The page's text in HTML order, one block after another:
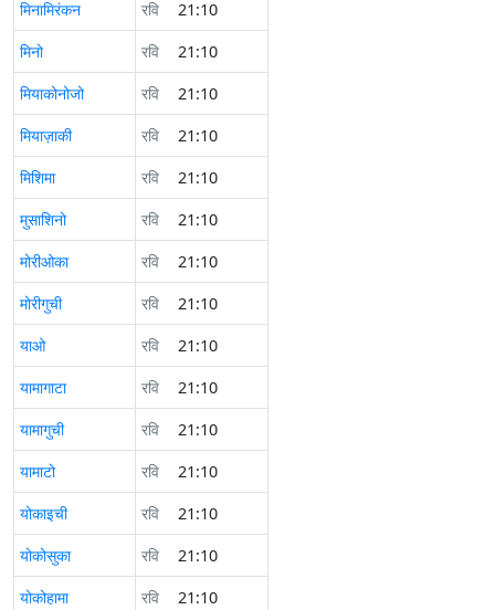
मिनामिरंकन रवि
21:10
मिनो
रवि
21:10
मियाकोनोजो
रवि
21:10
मियाज़ाकी
रवि
21:10
मिशिमा
रवि
21:10
मुसाशिनो
रवि
21:10
मोरीओका
रवि
21:10
मोरीगुची
रवि
21:10
याओ
रवि
21:10
यामागाटा
रवि
21:10
यामागुची
रवि
21:10
यामाटो
रवि
21:10
योकाइची
रवि
21:10
योकोसुका
रवि
21:10
योकोहामा
रवि
21:10